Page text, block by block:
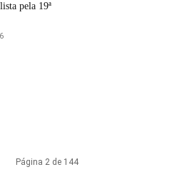
pela 19ª
Página 2 de 144